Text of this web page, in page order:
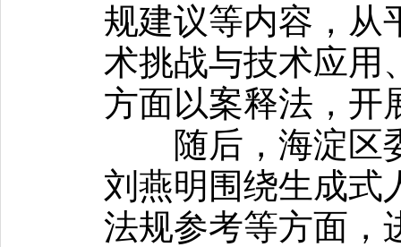
规建议等内容，从
术挑战与技术应用
方面以案释法，开
随后，海淀区
刘燕明围绕生成式
法规参考等方面，